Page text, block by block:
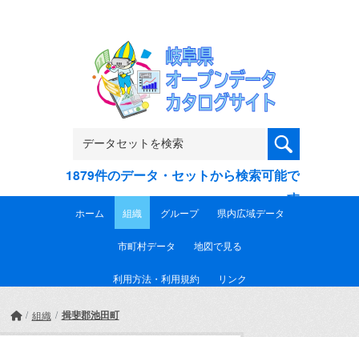
1879件のデータ・セットから検索可能で
す
ホーム 組織 グループ 県内広域データ
市町村データ 地図で見る
利用方法・利用規約 リンク
組織 揖斐郡池田町